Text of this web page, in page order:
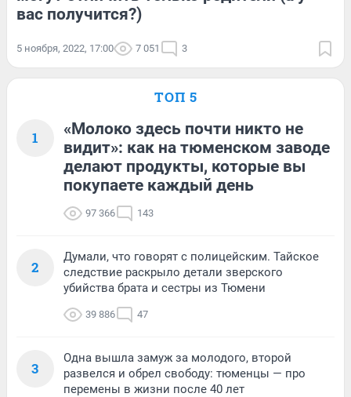
вас получится?)
5 ноября, 2022, 17:00 7 051 3
ТОП 5
1
«Молоко здесь почти никто не
видит»: как на тюменском заводе
делают продукты, которые вы
покупаете каждый день
97 366 143
2
Думали, что говорят с полицейским. Тайское
следствие раскрыло детали зверского
убийства брата и сестры из Тюмени
39 886 47
3
Одна вышла замуж за молодого, второй
развелся и обрел свободу: тюменцы — про
перемены в жизни после 40 лет